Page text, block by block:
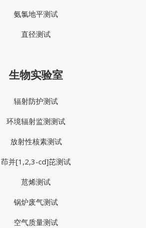
氨氯地平测试
直径测试
生物实验室
辐射防护测试
环境辐射监测测试
放射性核素测试
茚并[1,2,3-cd]芘测试
苊烯测试
锅炉废气测试
空气质量测试